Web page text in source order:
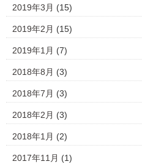
2019年3月 (15)
2019年2月 (15)
2019年1月 (7)
2018年8月 (3)
2018年7月 (3)
2018年2月 (3)
2018年1月 (2)
2017年11月 (1)